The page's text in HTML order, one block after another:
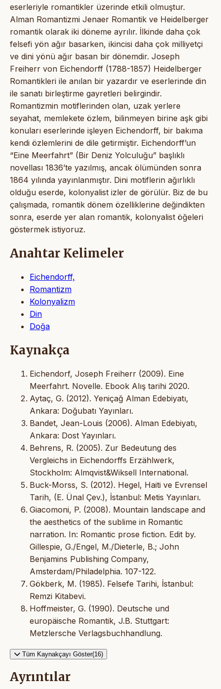
eserleriyle romantikler üzerinde etkili olmuştur.
Alman Romantizmi Jenaer Romantik ve Heidelberger
romantik olarak iki döneme ayrılır. İlkinde daha çok
felsefi yön ağır basarken, ikincisi daha çok milliyetçi
ve dini yönü ağır basan bir dönemdir. Joseph
Freiherr von Eichendorff (1788-1857) Heidelberger
Romantikleri ile anılan bir yazardır ve eserlerinde din
ile sanatı birleştirme gayretleri belirgindir.
Romantizmin motiflerinden olan, uzak yerlere
seyahat, memlekete özlem, bilinmeyen birine aşk gibi
konuları eserlerinde işleyen Eichendorff, bir bakıma
kendi özlemlerini de dile getirmiştir. Eichendorff’un
“Eine Meerfahrt” (Bir Deniz Yolculuğu” başlıklı
novellası 1836’te yazılmış, ancak ölümünden sonra
1864 yılında yayınlanmıştır. Dini motiflerin ağırlıklı
olduğu eserde, kolonyalist izler de görülür. Biz de bu
çalışmada, romantik dönem özelliklerine değindikten
sonra, eserde yer alan romantik, kolonyalist öğeleri
göstermek istiyoruz.
Anahtar Kelimeler
Eichendorff,
Romantizm
Kolonyalizm
Din
Doğa
Kaynakça
Eichendorf, Joseph Freiherr (2009). Eine
Meerfahrt. Novelle. Ebook Alış tarihi 2020.
Aytaç, G. (2012). Yeniçağ Alman Edebiyatı,
Ankara: Doğubatı Yayınları.
Bandet, Jean-Louis (2006). Alman Edebiyatı,
Ankara: Dost Yayınları.
Behrens, R. (2005). Zur Bedeutung des
Vergleichs in Eichendorffs Erzählwerk,
Stockholm: Almqvist&Wiksell International.
Buck-Morss, S. (2012). Hegel, Haiti ve Evrensel
Tarih, (E. Ünal Çev.), İstanbul: Metis Yayınları.
Giacomoni, P. (2008). Mountain landscape and
the aesthetics of the sublime in Romantic
narration. In: Romantic prose fiction. Edit by.
Gillespie, G./Engel, M./Dieterle, B.; John
Benjamins Publishing Company,
Amsterdam/Philadelphia. 107-122.
Gökberk, M. (1985). Felsefe Tarihi, İstanbul:
Remzi Kitabevi.
Hoffmeister, G. (1990). Deutsche und
europäische Romantik, J.B. Stuttgart:
Metzlersche Verlagsbuchhandlung.
Tüm Kaynakçayı Göster(16)
Ayrıntılar